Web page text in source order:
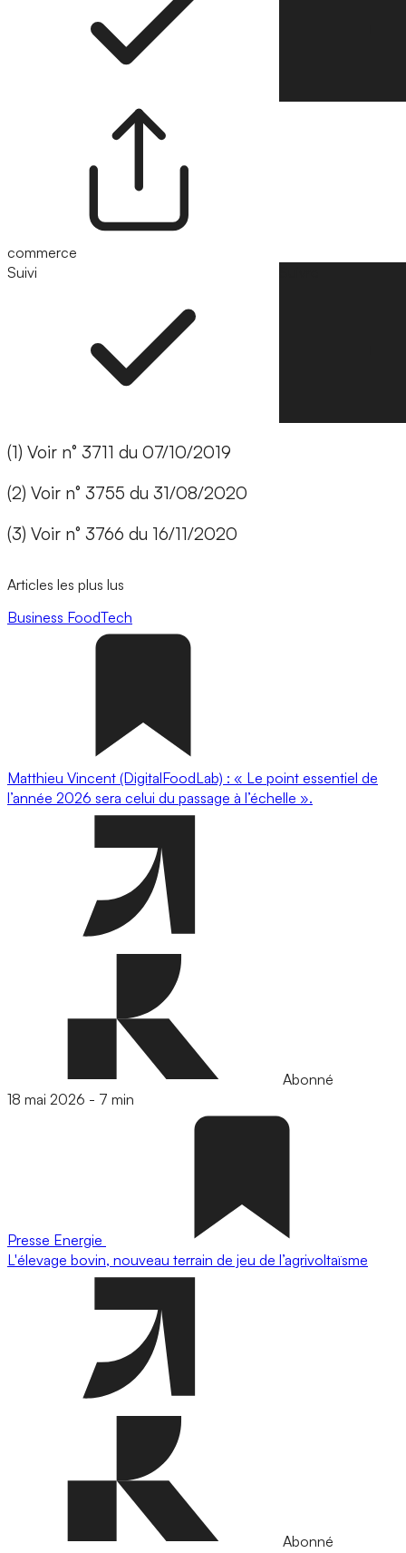
commerce
Suivi
(1) Voir n° 3711 du 07/10/2019
(2) Voir n° 3755 du 31/08/2020
(3) Voir n° 3766 du 16/11/2020
Articles les plus lus
Business FoodTech
Matthieu Vincent (DigitalFoodLab) : « Le point essentiel de
l’année 2026 sera celui du passage à l’échelle ».
Abonné
18 mai 2026 - 7 min
Presse Energie
L'élevage bovin, nouveau terrain de jeu de l’agrivoltaïsme
Abonné